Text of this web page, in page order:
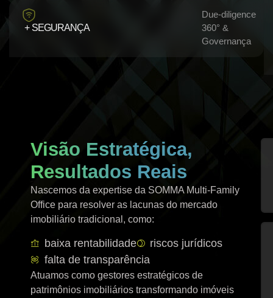
+ SEGURANÇA
Due‑diligence
360° &
Governança
Visão Estratégica,
Resultados Reais
Nascemos da expertise da SOMMA Multi‑Family
Office para resolver as lacunas do mercado
imobiliário tradicional, como:
baixa rentabilidade
riscos jurídicos
falta de transparência
Atuamos como gestores estratégicos de
patrimônios imobiliários transformando imóveis